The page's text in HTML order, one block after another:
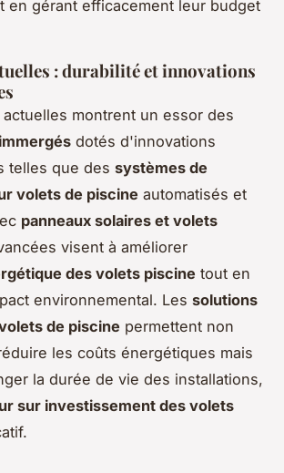
en gérant efficacement leur budget
: durabilité et innovations
montrent un essor des
dotés d'innovations
telles que des systèmes de
volets de piscine automatisés et
panneaux solaires et volets
visent à améliorer
des volets piscine tout en
environnemental. Les solutions
de piscine permettent non
les coûts énergétiques mais
la durée de vie des installations,
sur investissement des volets